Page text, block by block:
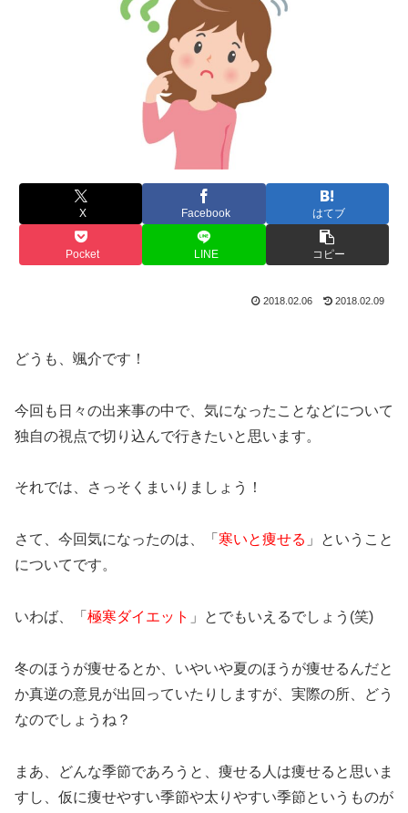
X Facebook はてブ
Pocket LINE コピー
2018.02.06 2018.02.09
どうも、颯介です！
今回も日々の出来事の中で、気になったことなどについて
独自の視点で切り込んで行きたいと思います。
それでは、さっそくまいりましょう！
さて、今回気になったのは、「 寒いと痩せる 」ということ
についてです。
いわば、「 極寒ダイエット 」とでもいえるでしょう(笑)
冬のほうが痩せるとか、いやいや夏のほうが痩せるんだと
か真逆の意見が出回っていたりしますが、実際の所、どう
なのでしょうね？
まあ、どんな季節であろうと、痩せる人は痩せると思いま
すし、仮に痩せやすい季節や太りやすい季節というものが